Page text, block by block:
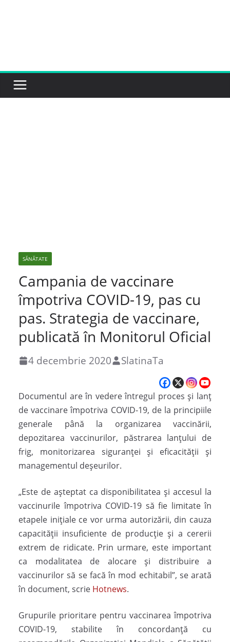
SĂNĂTATE
Campania de vaccinare
împotriva COVID-19, pas cu
pas. Strategia de vaccinare,
publicată în Monitorul Oficial
4 decembrie 2020 SlatinaTa
Documentul are în vedere întregul proces și lanț
de vaccinare împotriva COVID-19, de la principiile
generale până la organizarea vaccinării,
depozitarea vaccinurilor, păstrarea lanțului de
frig, monitorizarea siguranței și eficacității și
managementul deșeurilor.
„Este de așteptat ca disponibilitatea și accesul la
vaccinurile împotriva COVID-19 să fie limitate în
etapele inițiale ce vor urma autorizării, din cauza
capacității insuficiente de producție și a cererii
extrem de ridicate. Prin urmare, este important
ca modalitatea de alocare și distribuire a
vaccinurilor să se facă în mod echitabil”, se arată
în document, scrie Hotnews.
Grupurile prioritare pentru vaccinarea împotriva
COVID-19, stabilite în concordanță cu